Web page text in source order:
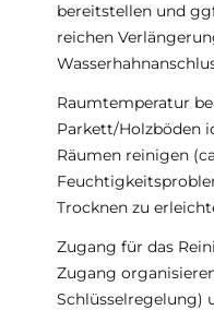
bereitstellen und
reichen
Raumtemperatur
Parkett/Holzböden
Räumen reinigen
Trocknen zu
Zugang für das
Zugang
Schlüsselregelung)